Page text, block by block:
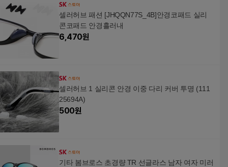
셀러허브 패션 [JHQQN77S_4B]안경코패드 실리
콘코패드 안경흘러내
6,470원
셀러허브 1 실리콘 안경 이중 다리 커버 투명 (111
25694A)
500원
기타 봄브로스 초경량 TR 선글라스 남자 여자 미러